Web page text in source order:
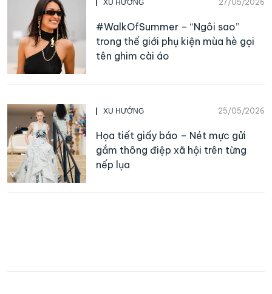
XU HƯỚNG 27/05/2026
#WalkOfSummer – “Ngôi sao”
trong thế giới phụ kiện mùa hè gọi
tên ghim cài áo
XU HƯỚNG 25/05/2026
Họa tiết giấy báo – Nét mực gửi
gắm thông điệp xã hội trên từng
nếp lụa